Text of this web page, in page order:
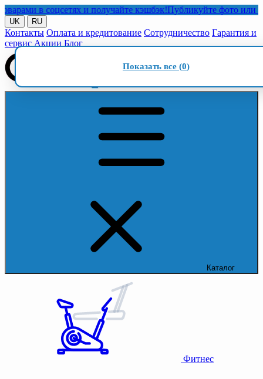
в соцсетях и получайте кэшбэк!Публикуйте фото или
UK RU
Контакты Оплата и кредитование Сотрудничество Гарантия и
сервис Акции Блог
Каталог
Фитнес
Показать все (0)